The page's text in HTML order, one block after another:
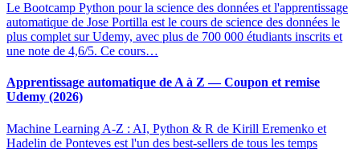
Le Bootcamp Python pour la science des données et l'apprentissage
automatique de Jose Portilla est le cours de science des données le
plus complet sur Udemy, avec plus de 700 000 étudiants inscrits et
une note de 4,6/5. Ce cours…
Apprentissage automatique de A à Z — Coupon et remise
Udemy (2026)
Machine Learning A-Z : AI, Python & R de Kirill Eremenko et
Hadelin de Ponteves est l'un des best-sellers de tous les temps